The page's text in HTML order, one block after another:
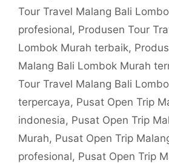
Tour Travel Malang Bali
profesional, Produsen Tour
Lombok Murah terbaik,
Malang Bali Lombok Murah
Tour Travel Malang Bali
terpercaya, Pusat Open Trip
indonesia, Pusat Open Trip
Murah, Pusat Open Trip
profesional, Pusat Open Trip